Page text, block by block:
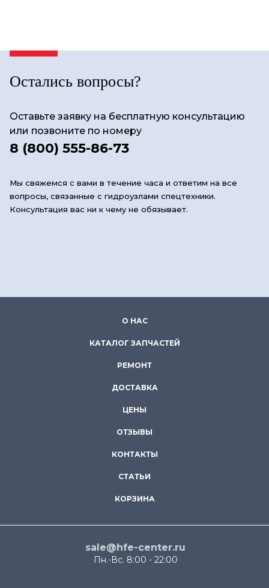
Остались вопросы?
Оставьте заявку на бесплатную консультацию
или позвоните по номеру
8 (800) 555-86-73
Мы свяжемся с вами в течение часа и ответим на все
вопросы, связанные с гидроузлами спецтехники.
Консультация вас ни к чему не обязывает.
О НАС
КАТАЛОГ ЗАПЧАСТЕЙ
РЕМОНТ
ДОСТАВКА
ЦЕНЫ
ОТЗЫВЫ
КОНТАКТЫ
СТАТЬИ
КОРЗИНА
sale@hfe-center.ru
Пн.-Вс. 8:00 - 22:00